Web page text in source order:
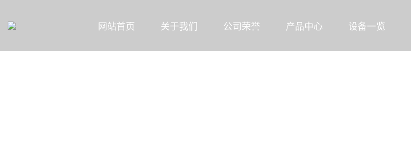
网站首页 关于我们 公司荣誉 产品中心 设备一览